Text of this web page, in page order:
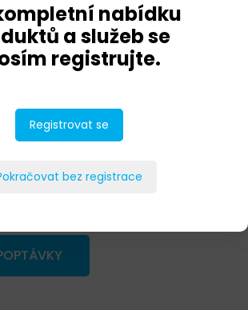
nabídku
a služeb se
registrujte.
Registrovat se
bez registrace